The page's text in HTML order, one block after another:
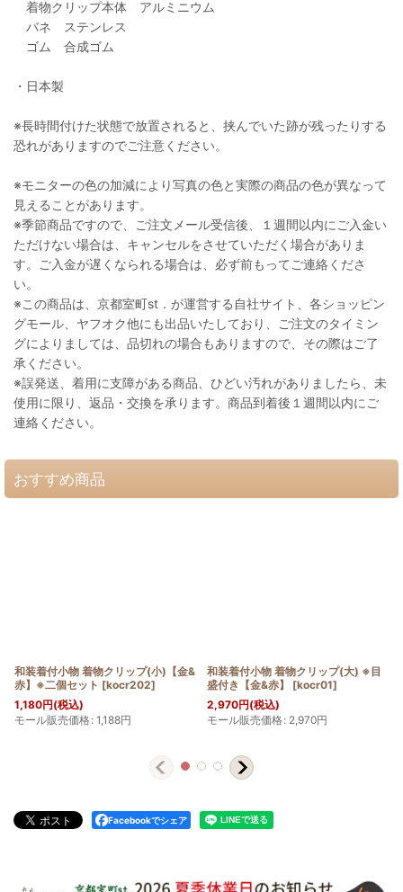
着物クリップ本体 アルミニウム
バネ ステンレス
ゴム 合成ゴム
・日本製
※長時間付けた状態で放置されると、挟んでいた跡が残ったりする
恐れがありますのでご注意ください。
※モニターの色の加減により写真の色と実際の商品の色が異なって
見えることがあります。
※季節商品ですので、ご注文メール受信後、１週間以内にご入金い
ただけない場合は、キャンセルをさせていただく場合がありま
す。ご入金が遅くなられる場合は、必ず前もってご連絡くださ
い。
※この商品は、京都室町st．が運営する自社サイト、各ショッピン
グモール、ヤフオク他にも出品いたしており、ご注文のタイミン
グによりましては、品切れの場合もありますので、その際はご了
承ください。
※誤発送、着用に支障がある商品、ひどい汚れがありましたら、未
使用に限り、返品・交換を承ります。商品到着後１週間以内にご
連絡ください。
おすすめ商品
和装着付小物 着物クリップ(小)【金&
赤】※二個セット [kocr202]
1,180円(税込)
モール販売価格: 1,188円
和装着付小物 着物クリップ(大) ※目
盛付き【金&赤】
[kocr01]
2,970円(税込)
モール販売価格: 2,970円
Facebookでシェア